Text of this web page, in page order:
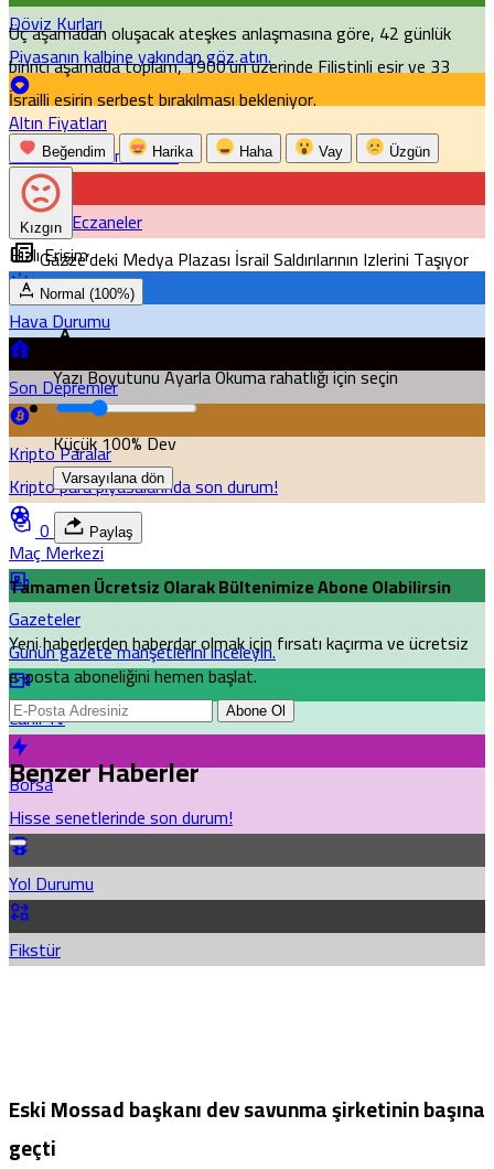
Döviz Kurları
Piyasanın kalbine yakından göz atın.
Altın Fiyatları
Emtia'larda son durum!
Nöbetçi Eczaneler
Hızlı Erişim
Hava Durumu
Son Depremler
Kripto Paralar
Kripto para piyasalarında son durum!
Maç Merkezi
Gazeteler
Günün gazete manşetlerini inceleyin.
Canlı Tv
Borsa
Hisse senetlerinde son durum!
Yol Durumu
Fikstür
Üç aşamadan oluşacak ateşkes anlaşmasına göre, 42 günlük
birinci aşamada toplam, 1900’ün üzerinde Filistinli esir ve 33
İsrailli esirin serbest bırakılması bekleniyor.
Beğendim Harika Haha Vay Üzgün
Kızgın
Gazze’deki Medya Plazası İsrail Saldırılarının Izlerini Taşıyor
Normal (100%)
Yazı Boyutunu AyarlaOkuma rahatlığı için seçin
Küçük100%Dev
Varsayılana dön
0 Paylaş
Tamamen Ücretsiz Olarak Bültenimize Abone Olabilirsin
Yeni haberlerden haberdar olmak için fırsatı kaçırma ve ücretsiz
e-posta aboneliğini hemen başlat.
Abone Ol
Benzer Haberler
Eski Mossad başkanı dev savunma şirketinin başına
geçti